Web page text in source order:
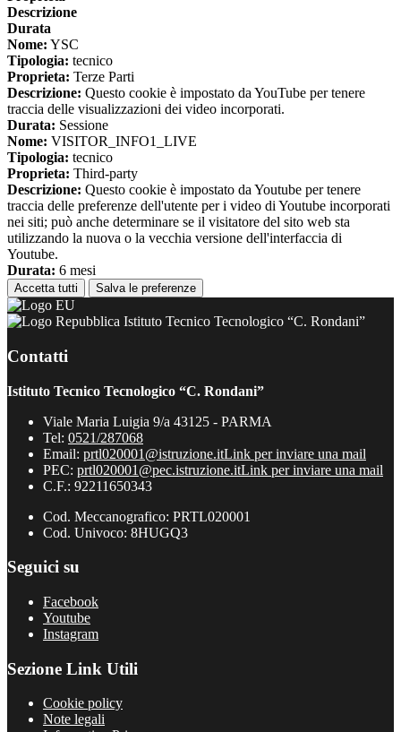
Descrizione
Durata
Nome: YSC
Tipologia: tecnico
Proprieta: Terze Parti
Descrizione: Questo cookie è impostato da YouTube per tenere
traccia delle visualizzazioni dei video incorporati.
Durata: Sessione
Nome: VISITOR_INFO1_LIVE
Tipologia: tecnico
Proprieta: Third-party
Descrizione: Questo cookie è impostato da Youtube per tenere
traccia delle preferenze dell'utente per i video di Youtube incorporati
nei siti; può anche determinare se il visitatore del sito web sta
utilizzando la nuova o la vecchia versione dell'interfaccia di
Youtube.
Durata: 6 mesi
Accetta tutti Salva le preferenze
Istituto Tecnico Tecnologico “C. Rondani”
Contatti
Istituto Tecnico Tecnologico “C. Rondani”
Viale Maria Luigia 9/a 43125 - PARMA
Tel: 0521/287068
Email: prtl020001@istruzione.itLink per inviare una mail
PEC: prtl020001@pec.istruzione.itLink per inviare una mail
C.F.: 92211650343
Cod. Meccanografico: PRTL020001
Cod. Univoco: 8HUGQ3
Seguici su
Facebook
Youtube
Instagram
Sezione Link Utili
Cookie policy
Note legali